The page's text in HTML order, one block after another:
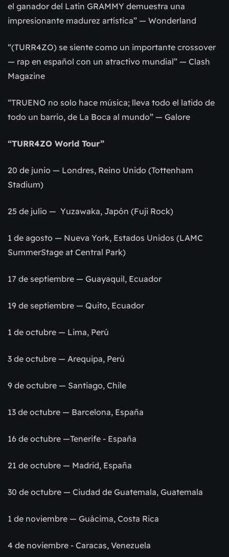
el ganador del Latin GRAMMY demuestra una
impresionante madurez artística” — Wonderland
“(TURR4ZO) se siente como un importante crossover
— rap en español con un atractivo mundial” — Clash
Magazine
“TRUENO no solo hace música; lleva todo el latido de
todo un barrio, de La Boca al mundo” — Galore
“TURR4ZO World Tour”
20 de junio — Londres, Reino Unido (Tottenham
Stadium)
25 de julio — Yuzawaka, Japón (Fuji Rock)
1 de agosto — Nueva York, Estados Unidos (LAMC
SummerStage at Central Park)
17 de septiembre — Guayaquil, Ecuador
19 de septiembre — Quito, Ecuador
1 de octubre — Lima, Perú
3 de octubre — Arequipa, Perú
9 de octubre — Santiago, Chile
13 de octubre — Barcelona, España
16 de octubre —Tenerife - España
21 de octubre — Madrid, España
30 de octubre — Ciudad de Guatemala, Guatemala
1 de noviembre — Guácima, Costa Rica
4 de noviembre - Caracas, Venezuela